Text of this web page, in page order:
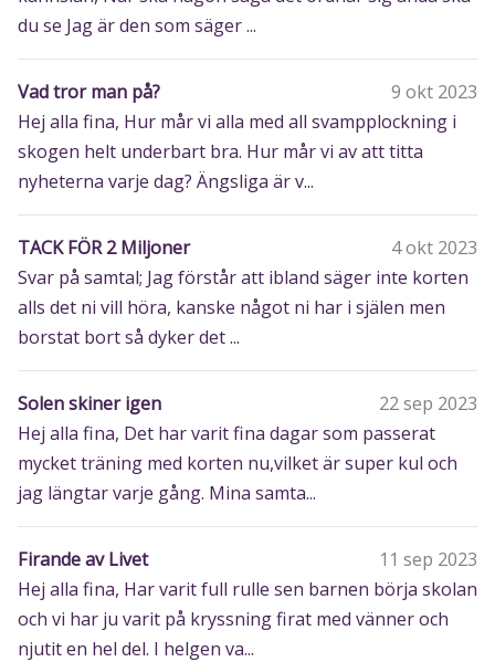
du se Jag är den som säger ...
Vad tror man på?
9 okt 2023
Hej alla fina, Hur mår vi alla med all svampplockning i
skogen helt underbart bra. Hur mår vi av att titta
nyheterna varje dag? Ängsliga är v...
TACK FÖR 2 Miljoner
4 okt 2023
Svar på samtal; Jag förstår att ibland säger inte korten
alls det ni vill höra, kanske något ni har i själen men
borstat bort så dyker det ...
Solen skiner igen
22 sep 2023
Hej alla fina, Det har varit fina dagar som passerat
mycket träning med korten nu,vilket är super kul och
jag längtar varje gång. Mina samta...
Firande av Livet
11 sep 2023
Hej alla fina, Har varit full rulle sen barnen börja skolan
och vi har ju varit på kryssning firat med vänner och
njutit en hel del. I helgen va...